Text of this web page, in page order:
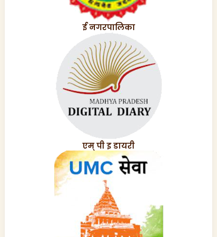
ई नगरपालिका
एम् पी इ डायरी